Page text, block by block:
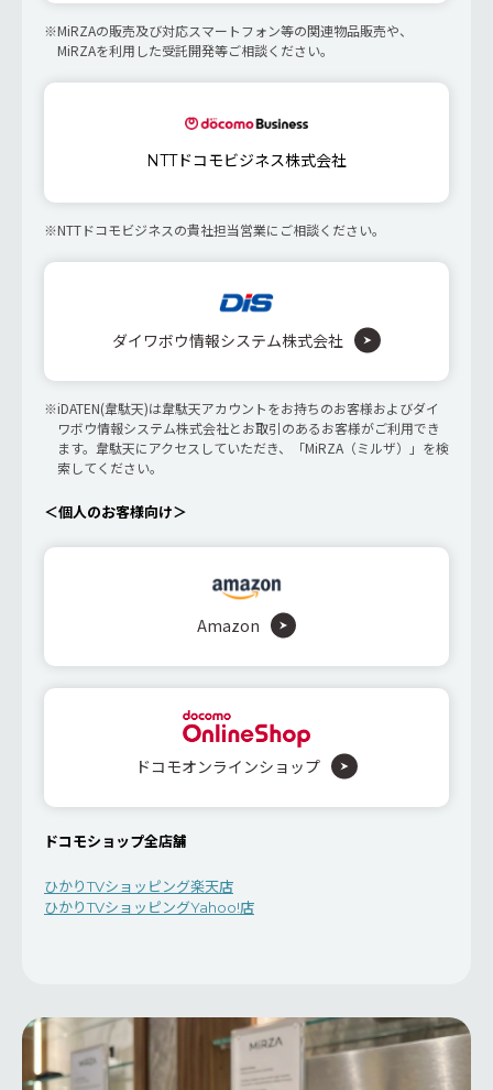
MiRZAの販売及び対応スマートフォン等の関連物品販売や、
MiRZAを利用した受託開発等ご相談ください。
NTTドコモビジネス株式会社
NTTドコモビジネスの貴社担当営業にご相談ください。
ダイワボウ情報システム株式会社
iDATEN(韋駄天)は韋駄天アカウントをお持ちのお客様およびダイ
ワボウ情報システム株式会社とお取引のあるお客様がご利用でき
ます。韋駄天にアクセスしていただき、「MiRZA（ミルザ）」を検
索してください。
＜個人のお客様向け＞
Amazon
ドコモオンラインショップ
ドコモショップ全店舗
ひかりTVショッピング楽天店
ひかりTVショッピングYahoo!店